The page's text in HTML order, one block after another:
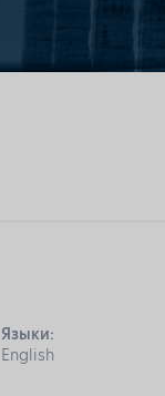
Языки:
English